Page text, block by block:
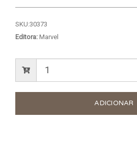
SKU:30373
Editora: Marvel